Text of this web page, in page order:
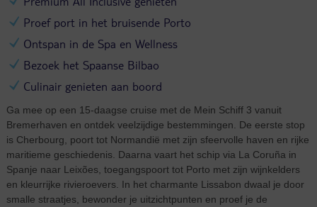
Proef port in het bruisende Porto
Ontspan in de Spa en Wellness
Bezoek het Spaanse Bilbao
Culinair genieten aan boord
Ga mee op een 15-daagse cruise met de Mein Schiff 3 vanuit
Bremerhaven en ontdek veelzijdige bestemmingen. De eerste stop
is Cherbourg, poort tot Normandië met zijn sfeervolle haven en rijke
maritieme geschiedenis. Daarna vaart het schip via La Coruña in
Spanje naar Leixões, toegangspoort tot Porto met zijn wijnkelders
en kleurrijke rivieroevers. In het charmante Lissabon dwaal je door
smalle straatjes, bewonder je uitzichtpunten en proef je de